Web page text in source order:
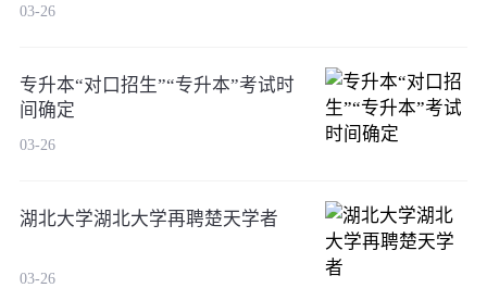
03-26
专升本“对口招生”“专升本”考试时
间确定
03-26
湖北大学湖北大学再聘楚天学者
03-26